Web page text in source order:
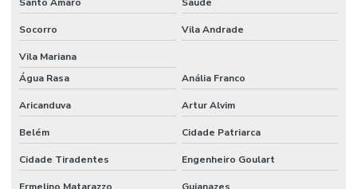
EFICIÊNCIA
ENERGÉTICA
AUTOMAÇÃO
RESIDENCIAL
ESPÍRITO
SANTO
AUTOMAÇÃO
FLORIANÓPOLIS
AUTOMAÇÃO
RESIDENCIAL
Socorro Vila Andrade
Vila Mariana
Água Rasa
Anália Franco
Aricanduva Artur Alvim
Belém Cidade Patriarca
Cidade Tiradentes Engenheiro Goulart
Ermelino Matarazzo Guianazes